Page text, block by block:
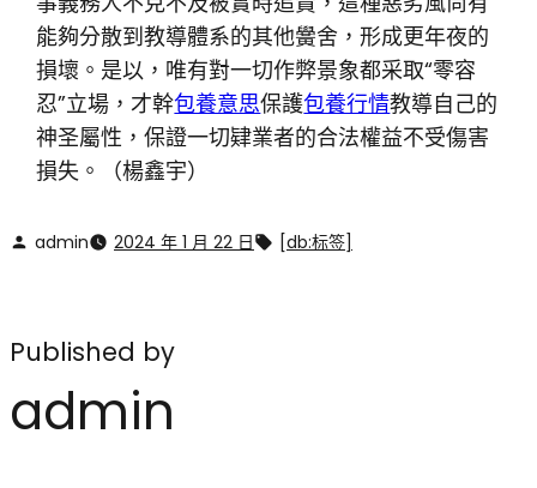
能夠分散到教導體系的其他黌舍，形成更年夜的
損壞。是以，唯有對一切作弊景象都采取“零容
忍”立場，才幹包養意思保護包養行情教導自己的
神圣屬性，保證一切肄業者的合法權益不受傷害
損失。（楊鑫宇）
admin 2024 年 1 月 22 日 [db:标签]
Published by
admin